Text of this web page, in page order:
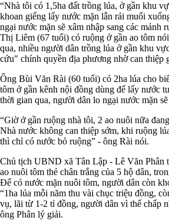
“Nhà tôi có 1,5ha đất trồng lúa, ở gần khu
khoan giếng lấy nước mặn lẫn rải muối
ngại nước mặn sẽ xâm nhập sang các mảnh
Thị Liêm (67 tuổi) có ruộng ở gần ao tôm
qua, nhiều người dân trồng lúa ở gần khu
cứu" chính quyền địa phương nhờ can thiệp
Ông Bùi Văn Rài (60 tuổi) có 2ha lúa cho
tôm ở gần kênh nội đồng dùng để lấy nước
thời gian qua, người dân lo ngại nước mặn
“Giờ ở gần ruộng nhà tôi, 2 ao nuôi nữa
Nhà nước không can thiệp sớm, khi ruộng
thì chỉ có nước bỏ ruộng” - ông Rài nói.
Chủ tịch UBND xã Tân Lập - Lê Văn Phân
ao nuôi tôm thẻ chân trắng của 5 hộ dân,
Để có nước mặn nuôi tôm, người dân còn
“1ha lúa mỗi năm thu vài chục triệu đồng,
vụ, lãi từ 1-2 tỉ đồng, người dân vì thế chấp
ông Phân lý giải.